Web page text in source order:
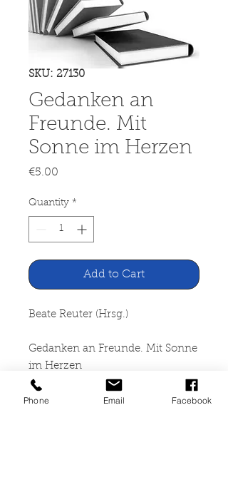
SKU: 27130
Gedanken an
Freunde. Mit
Sonne im Herzen
€5.00
Quantity *
Add to Cart
Beate Reuter (Hrsg.)
Gedanken an Freunde. Mit Sonne
im Herzen
transcontact Verlag, Frankfurt
Phone Email Facebook